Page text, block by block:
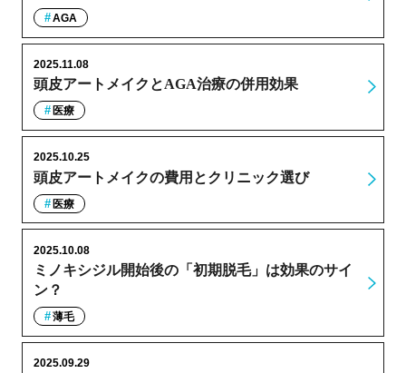
AGA
頭皮アートメイクとAGA治療の併用効果
2025.11.08
医療
頭皮アートメイクの費用とクリニック選び
2025.10.25
医療
ミノキシジル開始後の「初期脱毛」は効果のサイ
ン？
2025.10.08
薄毛
2025.09.29